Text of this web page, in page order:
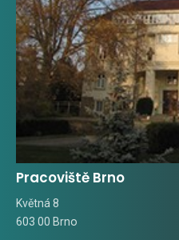
Pracoviště Brno
Květná 8
603 00 Brno